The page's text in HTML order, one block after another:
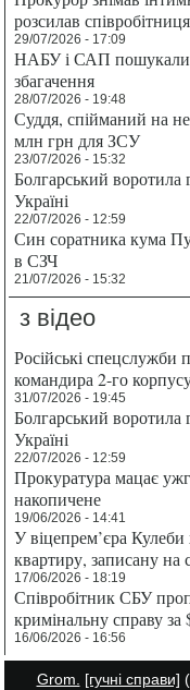
розсилав
29/07/2026 - 17:09
НАБУ і САП пошукали
збагачення
28/07/2026 - 19:48
Суддя, спійманий на
млн грн для ЗСУ
23/07/2026 - 15:32
Болгарський воротила
Україні
22/07/2026 - 12:59
Син соратника кума
в СЗЧ
21/07/2026 - 15:32
з відео
Російські спецслужби
командира 2-го
31/07/2026 - 19:45
Болгарський воротила
Україні
22/07/2026 - 12:59
Прокуратура мацає
накопичене
19/06/2026 - 14:41
У віцепрем’єра
квартиру, записану на
17/06/2026 - 18:19
Співробітник СБУ
кримінальну справу за
16/06/2026 - 16:56
Grom. [гучні справи]